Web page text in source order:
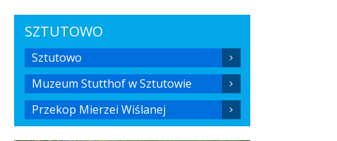
SZTUTOWO
Sztutowo
Muzeum Stutthof w Sztutowie
Przekop Mierzei Wiślanej